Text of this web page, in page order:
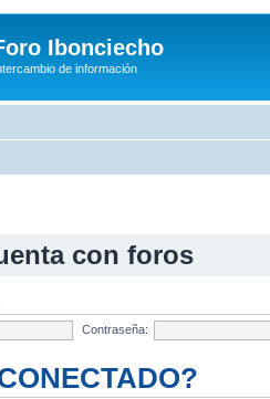
Ibonciecho
de información
con foros
Contraseña: